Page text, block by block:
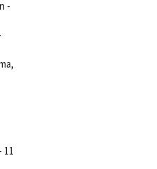
-
11